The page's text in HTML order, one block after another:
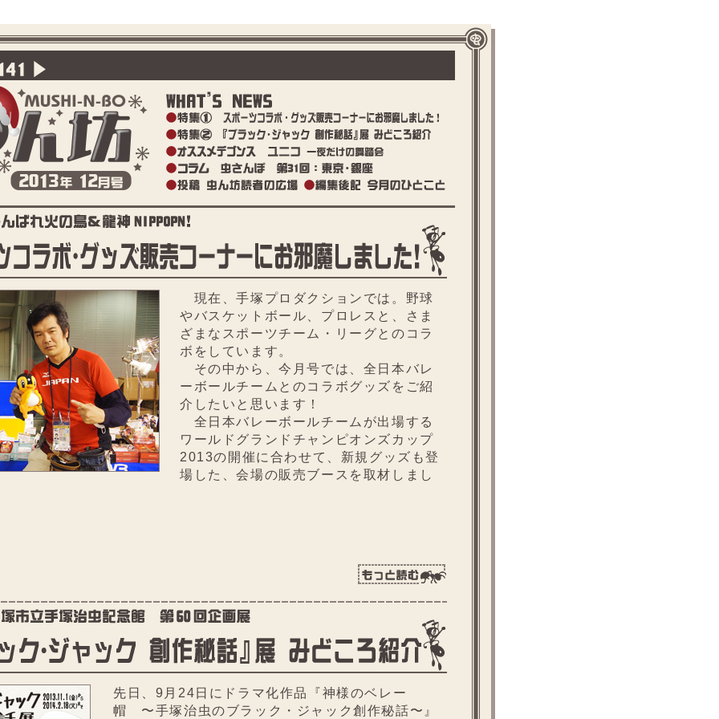
現在、手塚プロダクションでは。野球
やバスケットボール、プロレスと、さま
ざまなスポーツチーム・リーグとのコラ
ボをしています。
その中から、今月号では、全日本バレ
ーボールチームとのコラボグッズをご紹
介したいと思います！
全日本バレーボールチームが出場する
ワールドグランドチャンピオンズカップ
2013の開催に合わせて、新規グッズも登
場した、会場の販売ブースを取材しまし
先日、9月24日にドラマ化作品『神様のベレー
帽 〜手塚治虫のブラック・ジャック創作秘話〜』